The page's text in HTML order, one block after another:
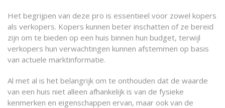
Het begrijpen van deze pro is essentieel voor zowel kopers
als verkopers. Kopers kunnen beter inschatten of ze bereid
zijn om te bieden op een huis binnen hun budget, terwijl
verkopers hun verwachtingen kunnen afstemmen op basis
van actuele marktinformatie.
Al met al is het belangrijk om te onthouden dat de waarde
van een huis niet alleen afhankelijk is van de fysieke
kenmerken en eigenschappen ervan, maar ook van de